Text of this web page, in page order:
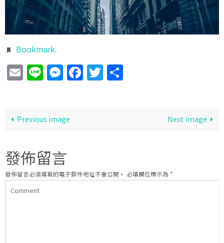
Bookmark.
Email
LineMessenger
Facebook
Twitter
Previous image Next image
發佈留言
發佈留言必須填寫的電子郵件地址不會公開。 必填欄位標示為 *